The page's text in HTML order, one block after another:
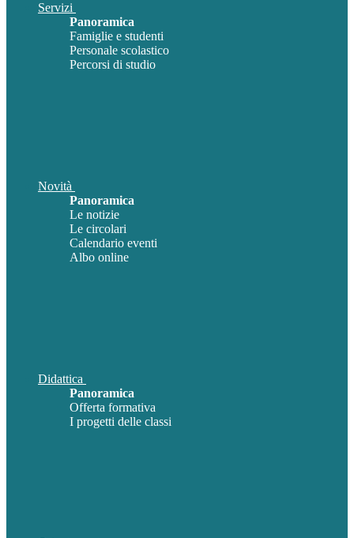
Servizi
Panoramica
Famiglie e studenti
Personale scolastico
Percorsi di studio
Novità
Panoramica
Le notizie
Le circolari
Calendario eventi
Albo online
Didattica
Panoramica
Offerta formativa
I progetti delle classi